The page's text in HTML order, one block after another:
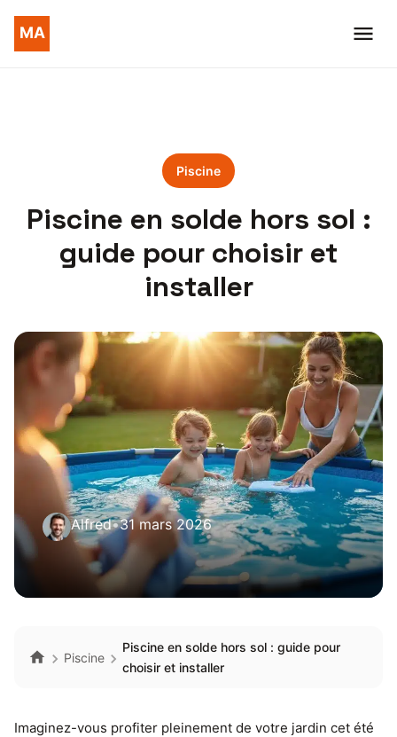
Piscine
Piscine en solde hors sol :
guide pour choisir et
installer
Alfred•31 mars 2026
Piscine
Piscine en solde hors sol : guide pour
choisir et installer
Imaginez-vous profiter pleinement de votre jardin cet été